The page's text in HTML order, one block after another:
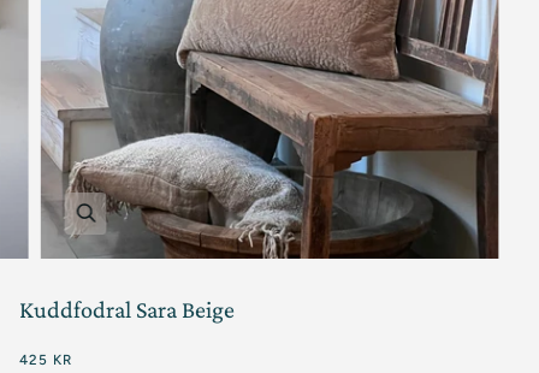
Kuddfodral Sara Beige
425 KR